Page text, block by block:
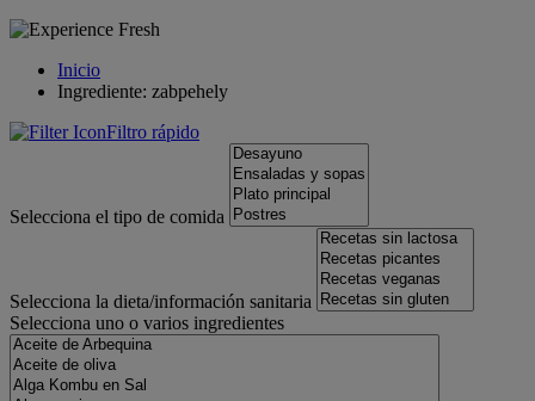
Inicio
Ingrediente: zabpehely
Filtro rápido
Selecciona el tipo de comida
Selecciona la dieta/información sanitaria
Selecciona uno o varios ingredientes